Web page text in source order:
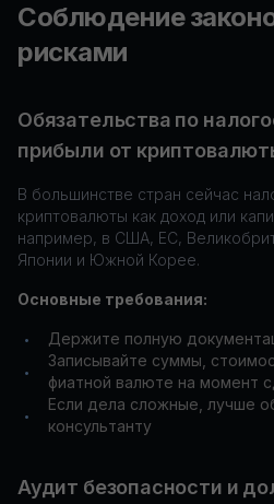
Соблюдение
рисками
Обязательства по
прибыли от
В большинстве стран сейчас
криптовалюты как доход или
например, в США, ЕС,
Японии и Южной Корее.
Основные требования:
• Держите полную
•
Записывайте суммы,
фиатной валюте на момент
•
Если дела сложные, лучше
консультанту
Аудит безопасности и